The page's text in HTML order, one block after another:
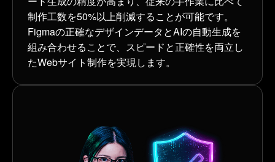
制作工数を50%以上削減することが可能です。
Figmaの正確なデザインデータとAIの自動生成を
組み合わせることで、スピードと正確性を両立し
たWebサイト制作を実現します。